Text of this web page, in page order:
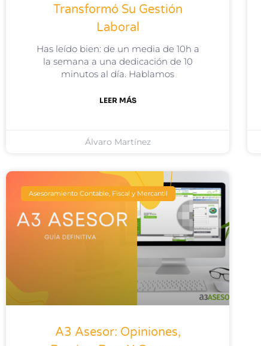
Transformó Su Gestión
Laboral
Has leído bien: de un media de 10h a
la semana a una dedicación de 10
minutos al día. Hablamos
LEER MÁS
Álvaro Martínez
Asesoramiento Contable, Fiscal y Mercantil
A3 Asesor: Opiniones,